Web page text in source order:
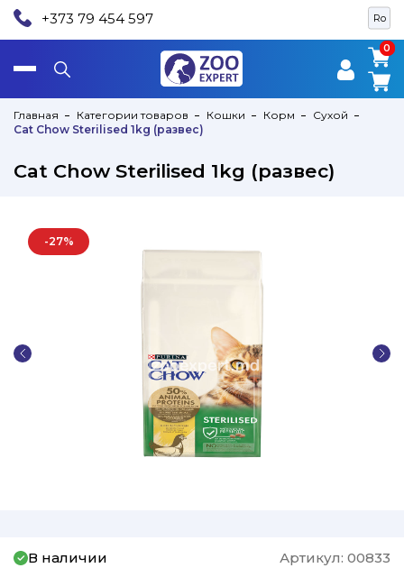
Ro
+373 79 454 597
0
0
Главная Категории товаров Кошки Корм
Сухой
Cat Chow Sterilised 1kg (развес)
Cat Chow Sterilised 1kg (развес)
-27%
В наличии Артикул: 00833